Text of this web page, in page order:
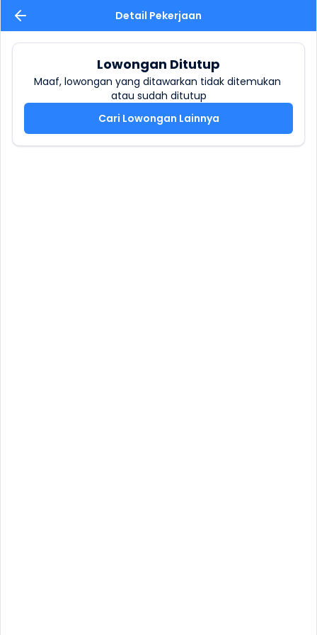
Detail Pekerjaan
Lowongan Ditutup
Maaf, lowongan yang ditawarkan tidak ditemukan
atau sudah ditutup
Cari Lowongan Lainnya